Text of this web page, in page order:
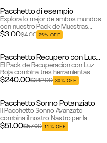
Pacchetto di esempio
Explora lo mejor de ambos mundos
con nuestro Pack de Muestras
Gudslip®. Incluye una tira nasal y
una correa bucal, perfecta para
$3.00$4.00 25% OFF
Nuovo Pacchetto Recupero con Luce Rossa
El Pack de Recuperación con Luz
Roja combina tres herramientas
poderosas para optimizar tu
descanso y recuperación: un panel
$240.00$342.00 30% OFF
Bestseller
Pacchetto Sonno Potenziato
Il Pacchetto Sonno Avanzato
combina il nostro Nastro per la
Bocca e la Striscia per il Naso per
migliorare la tua esperienza di
$51.00$57.00 11% OFF